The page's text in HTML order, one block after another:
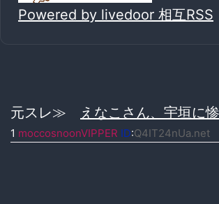
Powered by livedoor 相互RSS
元スレ≫ えなこさん、宇垣に
1 moccosnoonVIPPER ID:Q4IT24nUa.net